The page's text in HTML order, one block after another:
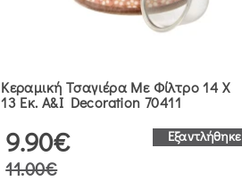
Κεραμική Τσαγιέρα Με Φίλτρο 14 X
13 Εκ. A&I Decoration 70411
9.90€
11.00€
Εξαντλήθηκε